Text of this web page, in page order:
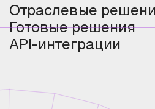
Отраслевые
Готовые решения
API-интеграции